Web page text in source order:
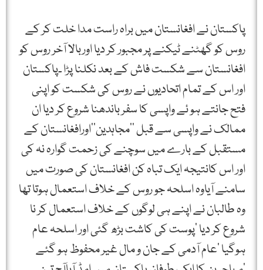
پاکستان نے افغانستان میں براہ راست مدا خلت کر کے
روس کو گھٹنے ٹیکنے پر مجبور کر دیا اوربالا آخر روس کو
افغانستان سے شکست فاش کے بعد نکلنا پڑا ۔پاکستان
اور اس کے تمام اتحادیوں نے روس کی شکست کو اپنی
فتح جانتے ہو ئے واپسی کا سفر باندھنا شروع کر دیا ان
ممالک نے واپسی سے قبل ’’مجاہدین‘‘اورافغانستان کے
مستقبل کے بارے میں سوچنے کی زحمت گوارہ نہ کی
اور اس کانتیجہ ایک تباہ کن افغانستان کی صورت میں
سامنے آیاوہ اسلحہ جو روس کے خلاف استعمال ہوتا تھا
وہ طالبان نے اپنے ہی لوگوں کے خلاف استعمال کر نا
شروع کر دیا ‘پوست کی کاشت بڑھ گئی اور اسلحہ عام
ہوگیا ‘عام آدمی کے جان و مال غیر محفوظ ہو گئے